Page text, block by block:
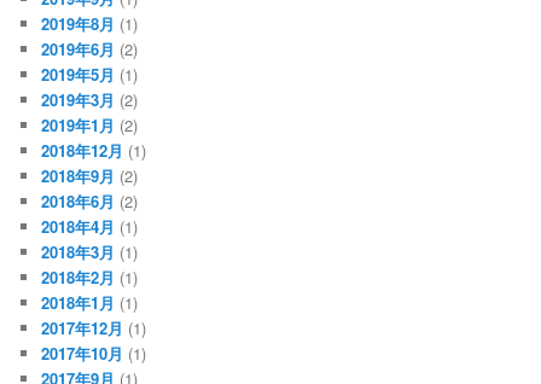
2019年8月 (1)
2019年6月 (2)
2019年5月 (1)
2019年3月 (2)
2019年1月 (2)
2018年12月 (1)
2018年9月 (2)
2018年6月 (2)
2018年4月 (1)
2018年3月 (1)
2018年2月 (1)
2018年1月 (1)
2017年12月 (1)
2017年10月 (1)
2017年9月 (1)